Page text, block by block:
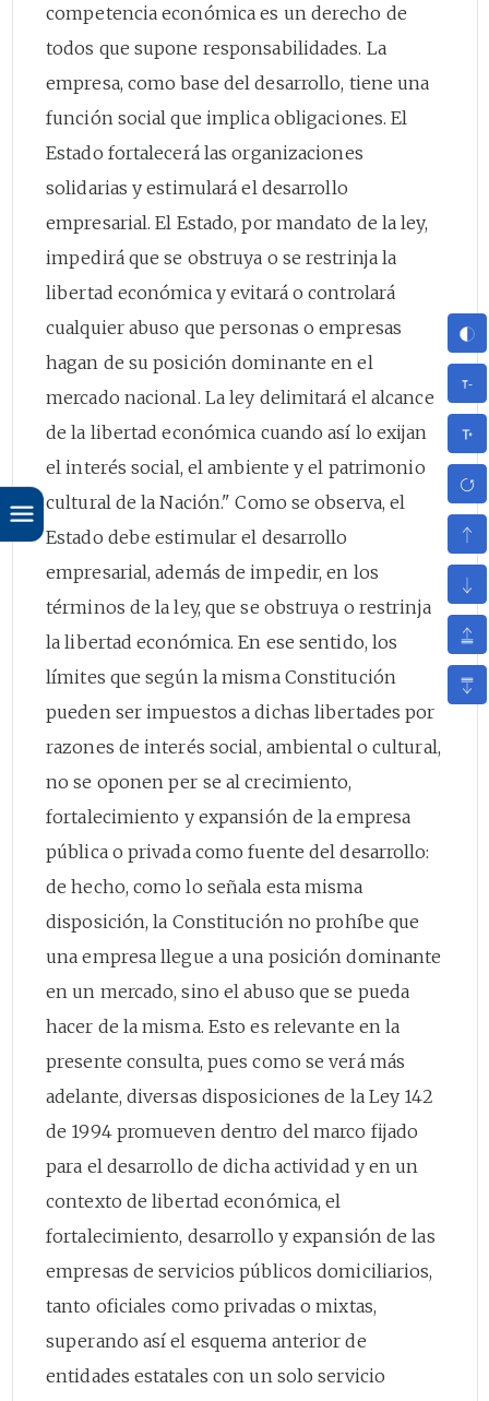
competencia económica es un derecho de
todos que supone responsabilidades. La
empresa, como base del desarrollo, tiene una
función social que implica obligaciones. El
Estado fortalecerá las organizaciones
solidarias y estimulará el desarrollo
empresarial. El Estado, por mandato de la ley,
impedirá que se obstruya o se restrinja la
libertad económica y evitará o controlará
cualquier abuso que personas o empresas
hagan de su posición dominante en el
mercado nacional. La ley delimitará el alcance
de la libertad económica cuando así lo exijan
el interés social, el ambiente y el patrimonio
cultural de la Nación." Como se observa, el
Estado debe estimular el desarrollo
empresarial, además de impedir, en los
términos de la ley, que se obstruya o restrinja
la libertad económica. En ese sentido, los
límites que según la misma Constitución
pueden ser impuestos a dichas libertades por
razones de interés social, ambiental o cultural,
no se oponen per se al crecimiento,
fortalecimiento y expansión de la empresa
pública o privada como fuente del desarrollo:
de hecho, como lo señala esta misma
disposición, la Constitución no prohíbe que
una empresa llegue a una posición dominante
en un mercado, sino el abuso que se pueda
hacer de la misma. Esto es relevante en la
presente consulta, pues como se verá más
adelante, diversas disposiciones de la Ley 142
de 1994 promueven dentro del marco fijado
para el desarrollo de dicha actividad y en un
contexto de libertad económica, el
fortalecimiento, desarrollo y expansión de las
empresas de servicios públicos domiciliarios,
tanto oficiales como privadas o mixtas,
superando así el esquema anterior de
entidades estatales con un solo servicio